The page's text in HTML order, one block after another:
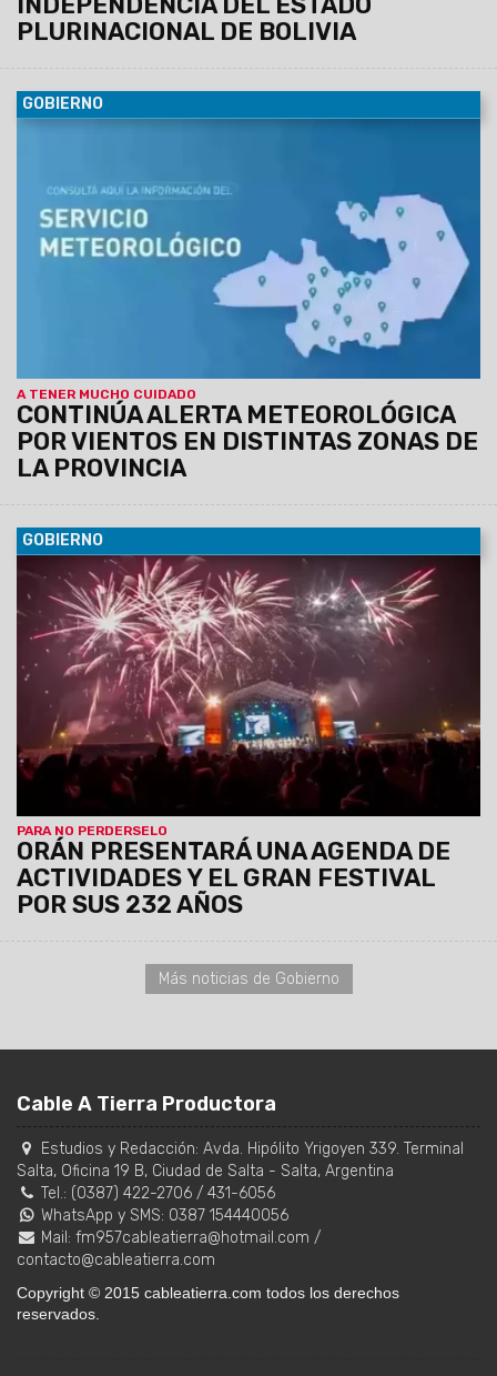
PLURINACIONAL DE BOLIVIA
GOBIERNO
A TENER MUCHO CUIDADO
CONTINÚA ALERTA METEOROLÓGICA
POR VIENTOS EN DISTINTAS ZONAS DE
LA PROVINCIA
GOBIERNO
PARA NO PERDERSELO
ORÁN PRESENTARÁ UNA AGENDA DE
ACTIVIDADES Y EL GRAN FESTIVAL
POR SUS 232 AÑOS
06/08/2026 La conferencia de prensa se llevará a cabo
este jueves 6 de agosto, a las 11:30, en el Centro Cultural
América de Salta.
Más noticias de Gobierno
Cable A Tierra Productora
Estudios y Redacción: Avda. Hipólito Yrigoyen 339. Terminal
Salta, Oficina 19 B, Ciudad de Salta - Salta, Argentina
Tel.: (0387) 422-2706 / 431-6056
WhatsApp y SMS: 0387 154440056
Mail: fm957cableatierra@hotmail.com /
contacto@cableatierra.com
Copyright © 2015 cableatierra.com todos los derechos
reservados.